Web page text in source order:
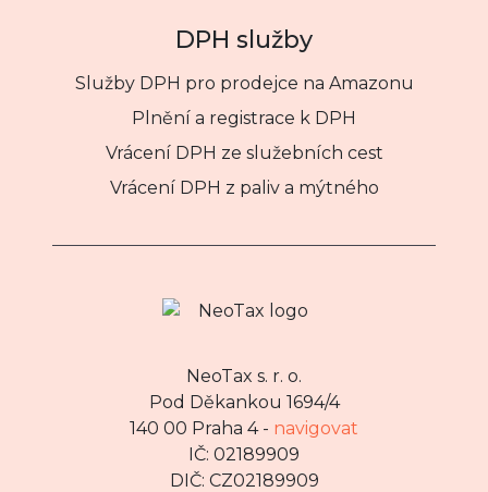
DPH služby
Služby DPH pro prodejce na Amazonu
Plnění a registrace k DPH
Vrácení DPH ze služebních cest
Vrácení DPH z paliv a mýtného
NeoTax s. r. o.
Pod Děkankou 1694/4
140 00 Praha 4 - navigovat
IČ: 02189909
DIČ: CZ02189909